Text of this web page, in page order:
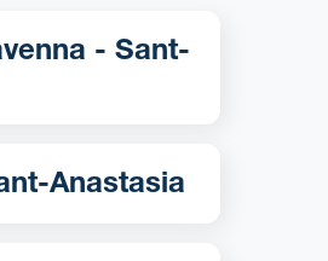
- Sant-Anastasia